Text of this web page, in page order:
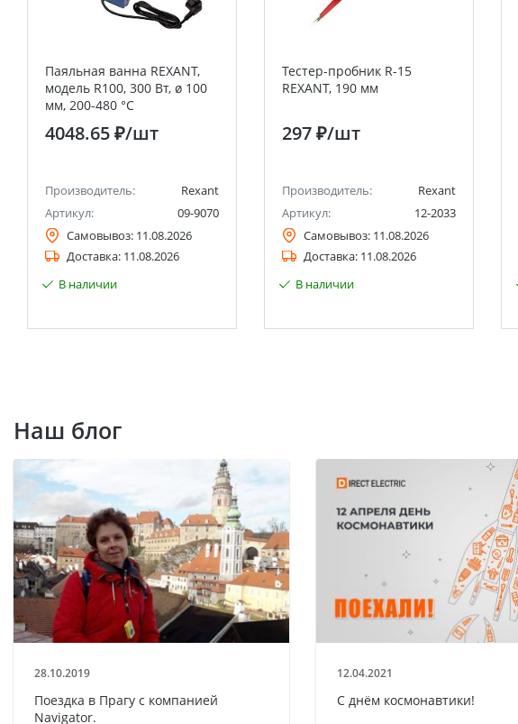
Паяльная ванна REXANT,
модель R100, 300 Вт, ø 100
мм, 200-480 °C
4048.65 ₽/шт
Производитель:
Rexant
Артикул:
09-9070
Самовывоз: 11.08.2026
Доставка: 11.08.2026
В наличии
Тестер-пробник R-15
REXANT, 190 мм
297 ₽/шт
Производитель:
Rexant
Артикул:
12-2033
Самовывоз: 11.08.2026
Доставка: 11.08.2026
В наличии
Наш блог
28.10.2019
Поездка в Прагу с компанией
Navigator.
12.04.2021
С днём космонавтики!